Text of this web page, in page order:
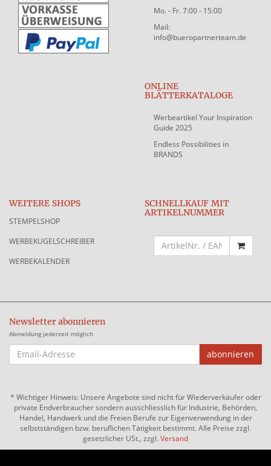
Mo. - Fr. 7:00 - 15:00
Mail:
info@bueropartnerteam.de
ONLINE
BLÄTTERKATALOGE
Werbeartikel Your Inspiration
Guide 2025
Endless Possibilities in
BRANDS
WEITERE SHOPS
STEMPELSHOP
WERBEKUGELSCHREIBER
WERBEKALENDER
SCHNELLKAUF MIT
ARTIKELNUMMER
Newsletter abonnieren
Abmeldung jederzeit möglich
EMAIL-
ADRESSE
abonnieren
* Wichtiger Hinweis: Unsere Angebote sind nicht für Wiederverkäufer oder
private Endverbraucher sondern ausschliesslich für Industrie, Behörden,
Handel, Handwerk und die Freien Berufe zur Eigenverwendung in der
selbstständigen bzw. beruflichen Tätigkeit bestimmt. Alle Preise zzgl.
gesetzlicher USt., zzgl.Versand